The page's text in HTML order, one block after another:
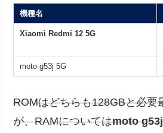
機種名
Xiaomi Redmi 12 5G
moto g53j 5G
ROMはどちらも128GBと必要
が、RAMについてはmoto